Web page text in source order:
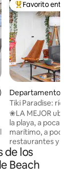
promedio: 4.92 de
De los mejores
Favorito entre
Departamento
each
Tiki Paradise: río
jacuzzis
❀LA MEJOR
la playa, a poca
marítimo, a
restaurantes y
tiempo con
16 personas.
cubiertas y al aire
de los
Beach